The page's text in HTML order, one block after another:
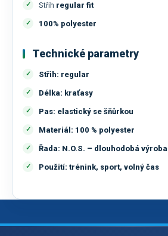
Střih regular fit
100% polyester
Technické parametry
Střih: regular
Délka: kraťasy
Pas: elastický se šňůrkou
Materiál: 100 % polyester
Řada: N.O.S. – dlouhodobá výroba
Použití: trénink, sport, volný čas